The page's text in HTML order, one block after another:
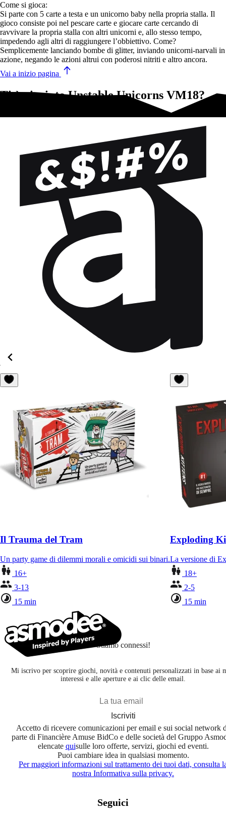
Come si gioca:
Si parte con 5 carte a testa e un unicorno baby nella propria stalla. Il
gioco consiste poi nel pescare carte e giocare carte cercando di
ravvivare la propria stalla con altri unicorni e, allo stesso tempo,
impedendo agli altri di raggiungere l’obbiettivo. Come?
Semplicemente lanciando bombe di glitter, inviando unicorni-narvali in
azione, negando le azioni altrui con poderosi nitriti e altro ancora.
Vai a inizio pagina
Ti è piaciuto Unstable Unicorns VM18?
Il Trauma del Tram
Un party game di dilemmi morali e omicidi sui binari.
16+
3-13
15 min
Exploding
La versione di
18+
2-5
15 min
Stiamo connessi!
Mi iscrivo per scoprire giochi, novità e contenuti personalizzati in base ai
interessi e alle aperture e ai clic delle email.
Iscriviti
Accetto di ricevere comunicazioni per email e sui social network
parte di Financière Amuse BidCo e delle società del Gruppo
elencate quisulle loro offerte, servizi, giochi ed eventi.
Puoi cambiare idea in qualsiasi momento.
Per maggiori informazioni sul trattamento dei tuoi dati, consulta
nostra Informativa sulla privacy.
Seguici